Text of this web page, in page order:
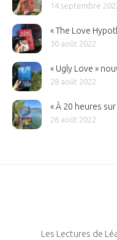
14 septembre
« The Love
30 août 2022
« Ugly Love »
28 août 2022
« À 20 heures
26 août 2022
Les Lectures de